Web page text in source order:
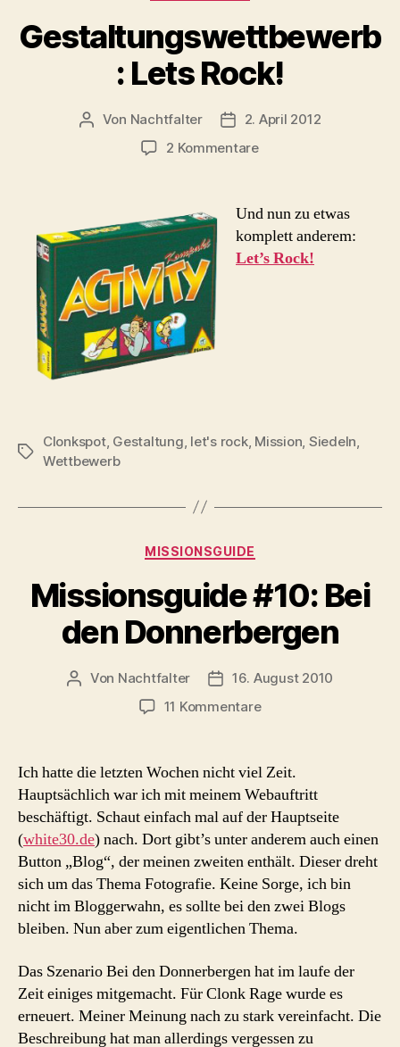
Gestaltungswettbewerb
: Lets Rock!
Beitragsautor
Von Nachtfalter Beitragsdatum
2. April 2012
2 Kommentarezu
Rock!
Und nun zu etwas
komplett anderem:
Let’s Rock!
Schlagwörter
Clonkspot, Gestaltung let's rock, Mission Siedeln
Wettbewerb
Kategorien
MISSIONSGUIDE
Missionsguide #10: Bei
den Donnerbergen
Beitragsautor
Von Nachtfalter Beitragsdatum
16. August 2010
11 Kommentarezu
Bei
Donnerbergen
Ich hatte die letzten Wochen nicht viel Zeit.
Hauptsächlich war ich mit meinem Webauftritt
beschäftigt. Schaut einfach mal auf der Hauptseite
(white30.de) nach. Dort gibt’s unter anderem auch einen
Button „Blog“, der meinen zweiten enthält. Dieser dreht
sich um das Thema Fotografie. Keine Sorge, ich bin
nicht im Bloggerwahn, es sollte bei den zwei Blogs
bleiben. Nun aber zum eigentlichen Thema.
Das Szenario Bei den Donnerbergen hat im laufe der
Zeit einiges mitgemacht. Für Clonk Rage wurde es
erneuert. Meiner Meinung nach zu stark vereinfacht. Die
Beschreibung hat man allerdings vergessen zu